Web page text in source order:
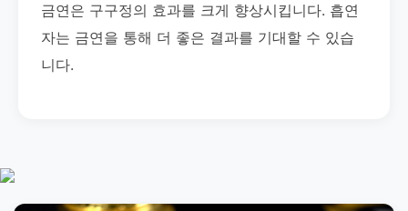
금연은 구구정의 효과를 크게 향상시킵니다. 흡연
자는 금연을 통해 더 좋은 결과를 기대할 수 있습
니다.